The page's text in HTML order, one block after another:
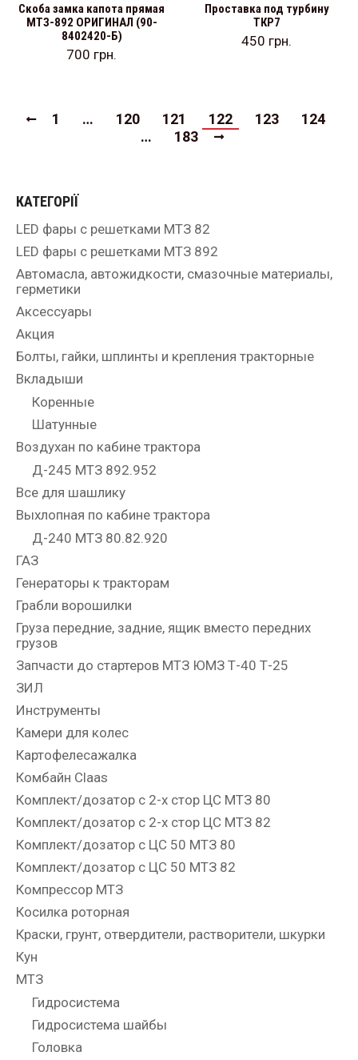
Скоба замка капота прямая
МТЗ-892 ОРИГИНАЛ (90-
8402420-Б)
700 грн.
Проставка под турбину
ТКР7
450 грн.
1 … 120 121 122 123
124
…
183
КАТЕГОРІЇ
LED фары с решетками МТЗ 82
LED фары с решетками МТЗ 892
Автомасла, автожидкости, смазочные материалы,
герметики
Аксессуары
Акция
Болты, гайки, шплинты и крепления тракторные
Вкладыши
Коренные
Шатунные
Воздухан по кабине трактора
Д-245 МТЗ 892.952
Все для шашлику
Выхлопная по кабине трактора
Д-240 МТЗ 80.82.920
ГАЗ
Генераторы к тракторам
Грабли ворошилки
Груза передние, задние, ящик вместо передних
грузов
Запчасти до стартеров МТЗ ЮМЗ Т-40 Т-25
ЗИЛ
Инструменты
Камери для колес
Картофелесажалка
Комбайн Claas
Комплект/дозатор с 2-х стор ЦС МТЗ 80
Комплект/дозатор с 2-х стор ЦС МТЗ 82
Комплект/дозатор с ЦС 50 МТЗ 80
Комплект/дозатор с ЦС 50 МТЗ 82
Компрессор МТЗ
Косилка роторная
Краски, грунт, отвердители, растворители, шкурки
Кун
МТЗ
Гидросистема
Гидросистема шайбы
Головка